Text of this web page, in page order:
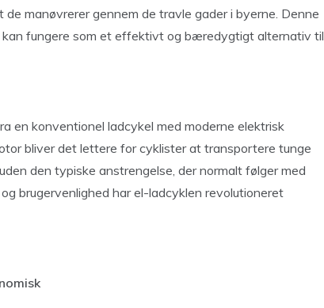
manøvrerer gennem de travle gader i byerne. Denne
fungere som et effektivt og bæredygtigt alternativ til
en konventionel ladcykel med moderne elektrisk
bliver det lettere for cyklister at transportere tunge
den typiske anstrengelse, der normalt følger med
brugervenlighed har el-ladcyklen revolutioneret